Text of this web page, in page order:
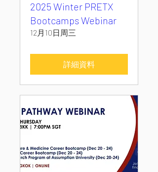
2025 Winter PRETX
Bootcamps Webinar
12月10日周三
詳細資料